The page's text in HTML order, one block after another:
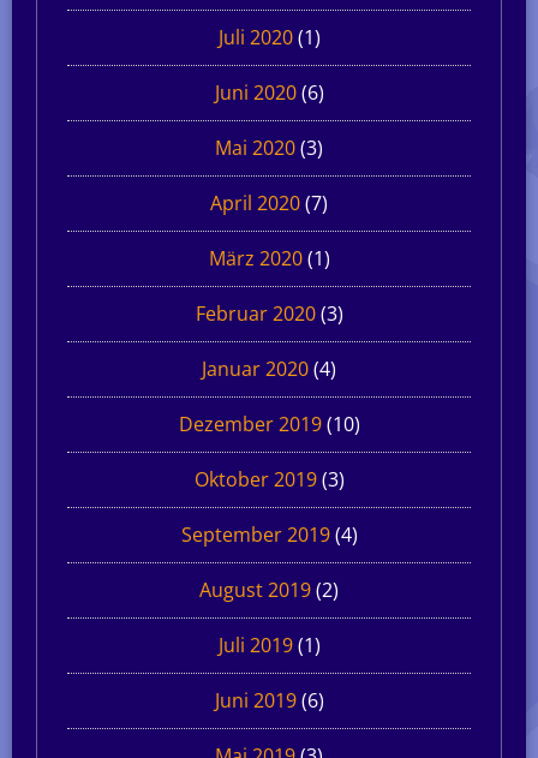
Juli 2020(1)
Juni 2020(6)
Mai 2020(3)
April 2020(7)
März 2020(1)
Februar 2020(3)
Januar 2020(4)
Dezember 2019(10)
Oktober 2019(3)
September 2019(4)
August 2019(2)
Juli 2019(1)
Juni 2019(6)